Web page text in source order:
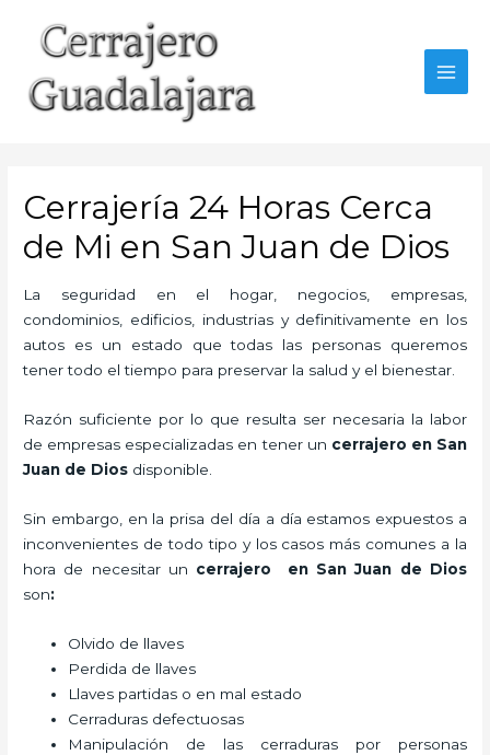
contenido
Cerrajería 24 Horas Cerca
de Mi en San Juan de Dios
La seguridad en el hogar, negocios, empresas,
condominios, edificios, industrias y definitivamente en los
autos es un estado que todas las personas queremos
tener todo el tiempo para preservar la salud y el bienestar.
Razón suficiente por lo que resulta ser necesaria la labor
de empresas especializadas en tener un cerrajero en San
Juan de Dios disponible.
Sin embargo, en la prisa del día a día estamos expuestos a
inconvenientes de todo tipo y los casos más comunes a la
hora de necesitar un cerrajero en San Juan de Dios
son:
Olvido de llaves
Perdida de llaves
Llaves partidas o en mal estado
Cerraduras defectuosas
Manipulación de las cerraduras por personas